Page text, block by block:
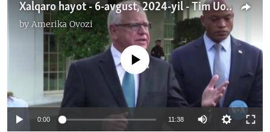
Xalqaro hayot - 6-avgust, 2024-yil - Tim Uolz - vitse-prezidentlikka nomzod
by Amerika Ovozi
No media source currently available
0:00 11:38